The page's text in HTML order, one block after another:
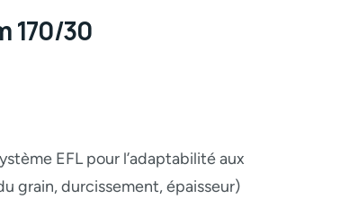
170/30
EFL pour l’adaptabilité aux
grain, durcissement, épaisseur)